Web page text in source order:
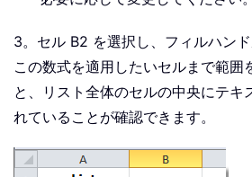
3。セル B2 を選択し、フィルハンド
この数式を適用したいセルまで範囲
と、リスト全体のセルの中央にテキ
れていることが確認できます。